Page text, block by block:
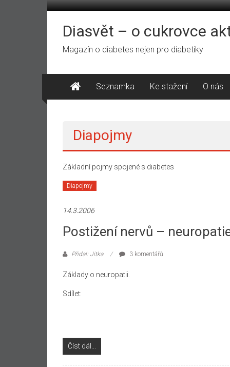
Přeskočit
obsahDiasvět – o cukrovce
Magazín o diabetes nejen pro diabetiky
Seznamka Ke stažení O nás
Diapojmy
Základní pojmy spojené s diabetes
Diapojmy
14.3.2006
Postižení nervů –
Přidal: Jitka 3 komentářů
Základy o neuropatii.
Sdílet:
Číst dál...